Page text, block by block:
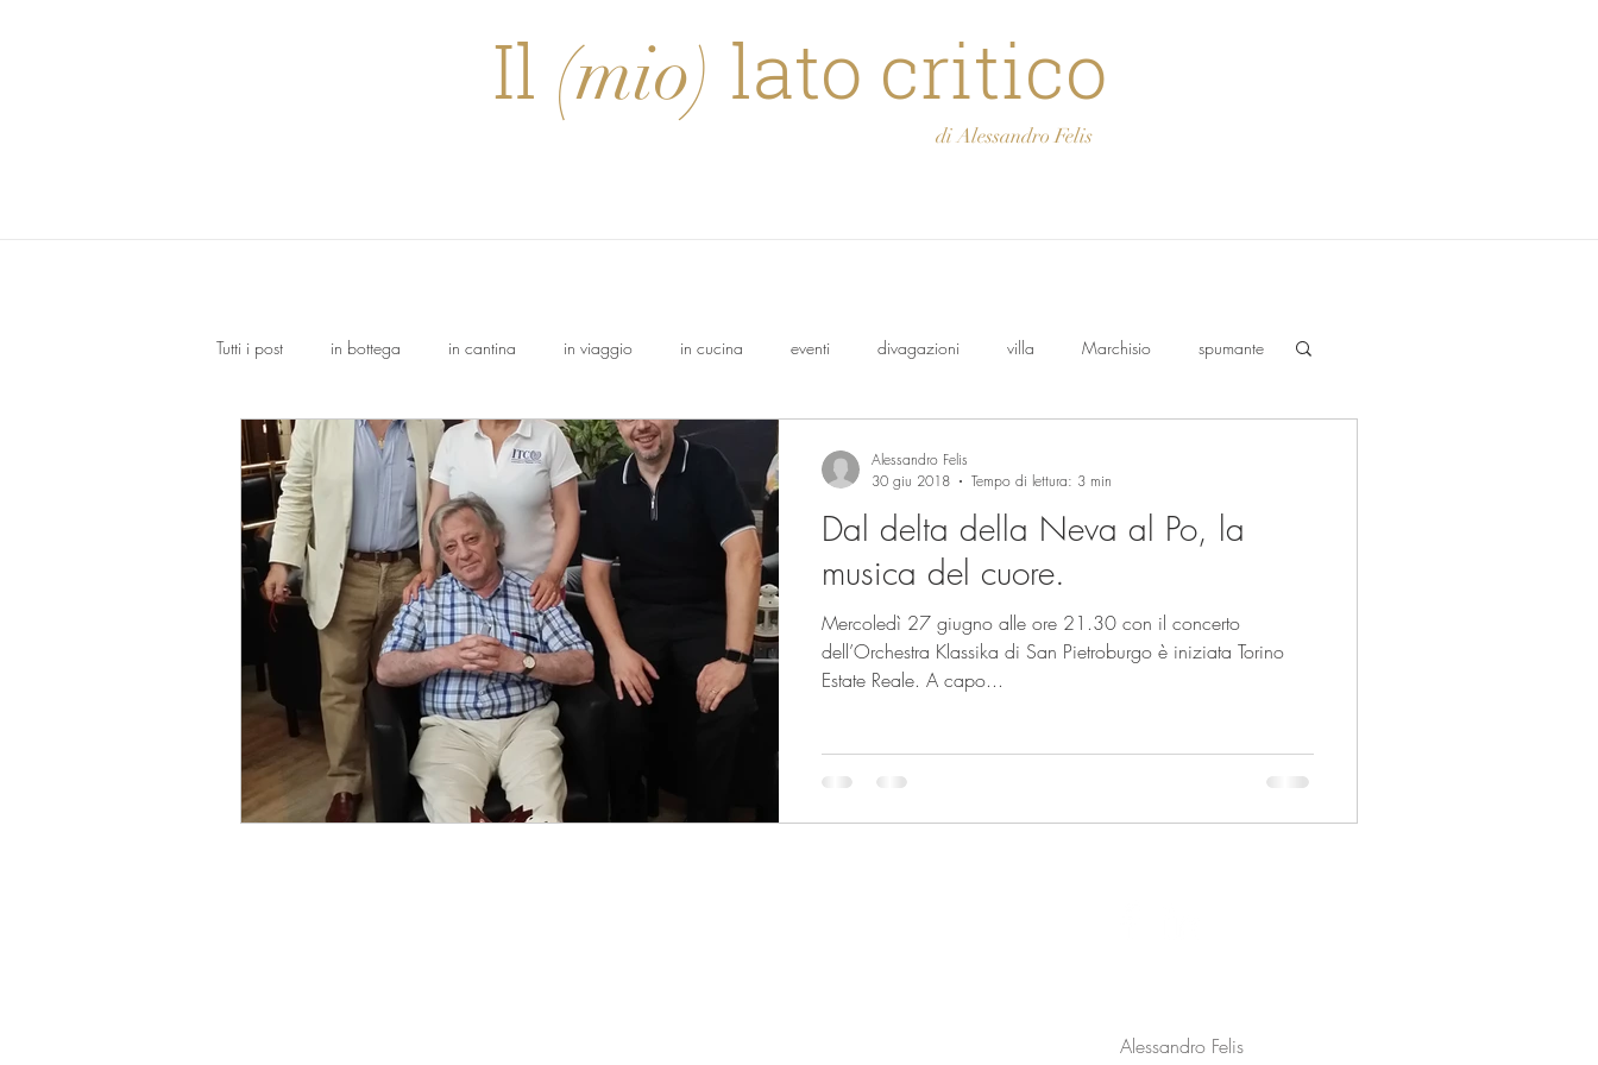
Il (mio) lato critico
di Alessandro Felis
Tutti i post in bottega in cantina in viaggio in cucina eventi divagazioni villa Marchisio spumante
Trebbiano Dolcetto Nebbiolo Osasca
Dal delta della Neva al Po, la
musica del cuore.
Mercoledì 27 giugno alle ore 21.30 con il concerto
dell’Orchestra Klassika di San Pietroburgo è iniziata Torino
Estate Reale. A capo...
Alessandro Felis
30 giu 2018
Tempo di lettura: 3 min
Alessandro Felis